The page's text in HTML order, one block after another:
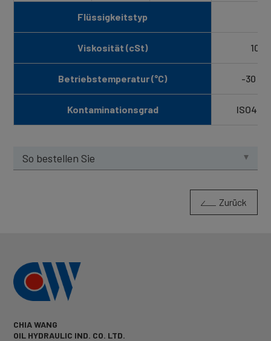
Flüssigkeitstyp
Viskosität (cSt)
Betriebstemperatur (°C) -30
Kontaminationsgrad
So bestellen Sie
Zurück
CHIA WANG
OIL HYDRAULIC IND. CO. LTD.